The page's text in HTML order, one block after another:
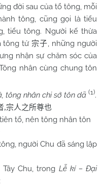
đời sau của tổ tông, mỗi
tông, cũng gọi là tiểu
tiểu tông. Người kế thừa
tông tử 宗子, những người
nhận sự chăm sóc của
nhân cùng chung tôn
tông nhân chi sở tôn dã (1).
,宗人之所尊也
tổ, nên tông nhân tôn
ngườiChu đã sáng lập
Chu, trong Lễ kí – Đại